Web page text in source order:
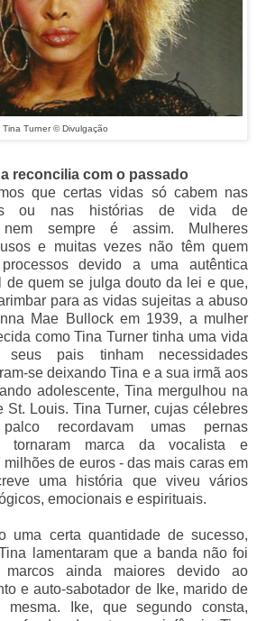
Tina Turner © Divulgação
reconcilia com o passado
que certas vidas só cabem nas
ou nas histórias de vida de
nem sempre é assim. Mulheres
e muitas vezes não têm quem
devido a uma autêntica
de quem se julga douto da lei e que,
para as vidas sujeitas a abuso
Mae Bullock em 1939, a mulher
como Tina Turner tinha uma vida
pais tinham necessidades
se deixando Tina e a sua irmã aos
adolescente, Tina mergulhou na
St. Louis. Tina Turner, cujas célebres
recordavam umas pernas
tornaram marca da vocalista e
de euros - das mais caras em
uma história que viveu vários
emocionais e espirituais.
uma certa quantidade de sucesso,
lamentaram que a banda não foi
ainda maiores devido ao
e auto-sabotador de Ike, marido de
mesma. Ike, que segundo consta,